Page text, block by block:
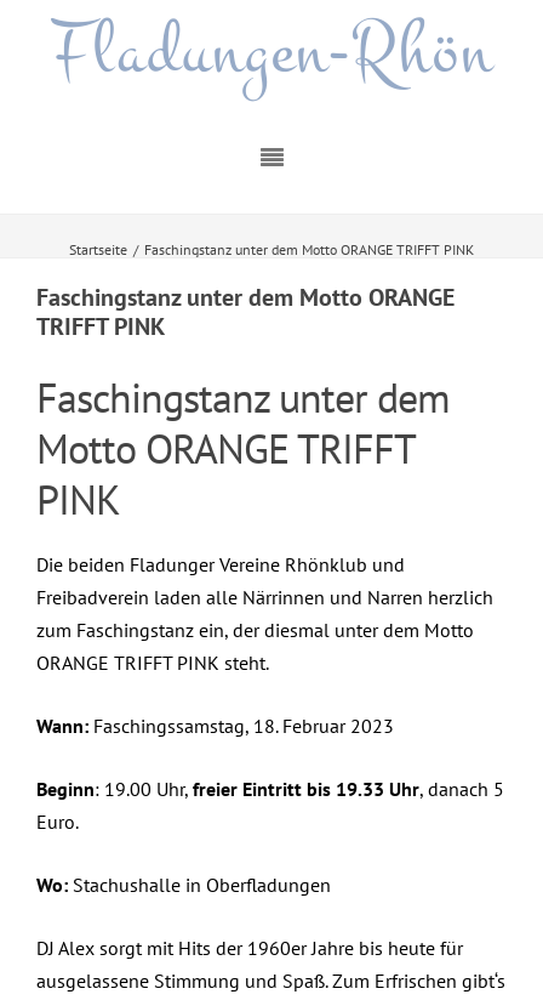
Fladungen-Rhön
Startseite / Faschingstanz unter dem Motto ORANGE TRIFFT PINK
Faschingstanz unter dem Motto ORANGE
TRIFFT PINK
Faschingstanz unter dem
Motto ORANGE TRIFFT
PINK
Die beiden Fladunger Vereine Rhönklub und
Freibadverein laden alle Närrinnen und Narren herzlich
zum Faschingstanz ein, der diesmal unter dem Motto
ORANGE TRIFFT PINK steht.
Wann: Faschingssamstag, 18. Februar 2023
Beginn: 19.00 Uhr, freier Eintritt bis 19.33 Uhr, danach 5
Euro.
Wo: Stachushalle in Oberfladungen
DJ Alex sorgt mit Hits der 1960er Jahre bis heute für
ausgelassene Stimmung und Spaß. Zum Erfrischen gibt‘s